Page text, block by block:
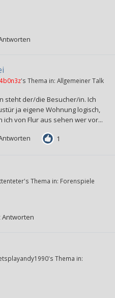
's Thema in: Allgemeiner Talk
steht der/die Besucher/in. Ich
ja eigene Wohnung logisch,
von Flur aus sehen wer vor...
1
's Thema in: Forenspiele
Antworten
's Thema in: